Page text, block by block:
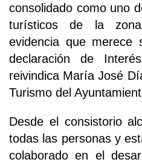
consolidado como uno
turísticos de la
evidencia que merece
declaración de
reivindica María José
Turismo del
Desde el consistorio
todas las personas y
colaborado en el